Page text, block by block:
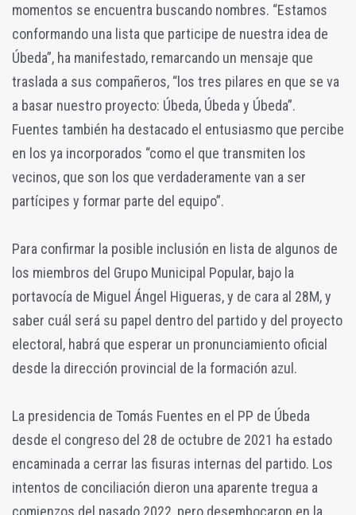
momentos se encuentra buscando nombres. “Estamos
conformando una lista que participe de nuestra idea de
Úbeda”, ha manifestado, remarcando un mensaje que
traslada a sus compañeros, “los tres pilares en que se va
a basar nuestro proyecto: Úbeda, Úbeda y Úbeda”.
Fuentes también ha destacado el entusiasmo que percibe
en los ya incorporados “como el que transmiten los
vecinos, que son los que verdaderamente van a ser
partícipes y formar parte del equipo”.
Para confirmar la posible inclusión en lista de algunos de
los miembros del Grupo Municipal Popular, bajo la
portavocía de Miguel Ángel Higueras, y de cara al 28M, y
saber cuál será su papel dentro del partido y del proyecto
electoral, habrá que esperar un pronunciamiento oficial
desde la dirección provincial de la formación azul.
La presidencia de Tomás Fuentes en el PP de Úbeda
desde el congreso del 28 de octubre de 2021 ha estado
encaminada a cerrar las fisuras internas del partido. Los
intentos de conciliación dieron una aparente tregua a
comienzos del pasado 2022, pero desembocaron en la